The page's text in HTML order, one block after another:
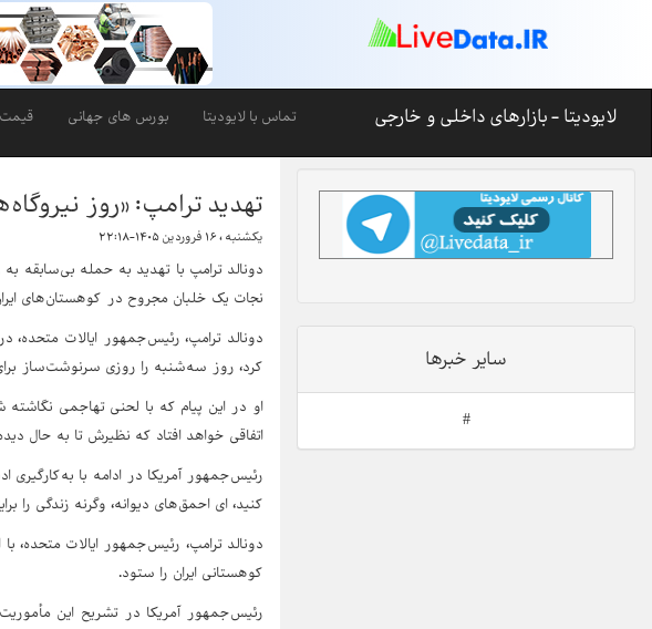
لایودیتا - بازارهای داخلی و خارجی قیمت بورس های جهانی تماس با لایودیتا
تهدید ترامپ: «روز
یکشنبه ، ۱۶ فروردین ۱۴۰۵-۲۲:۱۸
دونالد ترامپ با تهدید به حمله بی‌سابقه
نجات یک خلبان مجروح در کوهستان‌های
دونالد ترامپ، رئیس‌جمهور ایالات
کرد، روز سه‌شنبه را روزی سرنوشت‌ساز
او در این پیام که با لحنی تهاجمی
اتفاقی خواهد افتاد که نظیرش تا به حال
رئیس‌جمهور آمریکا در ادامه با به‌کارگیری
کنید، ای احمق‌های دیوانه، وگرنه زندگی را
دونالد ترامپ، رئیس‌جمهور ایالات متحده،
کوهستانی ایران را ستود.
سایر خبرها
#